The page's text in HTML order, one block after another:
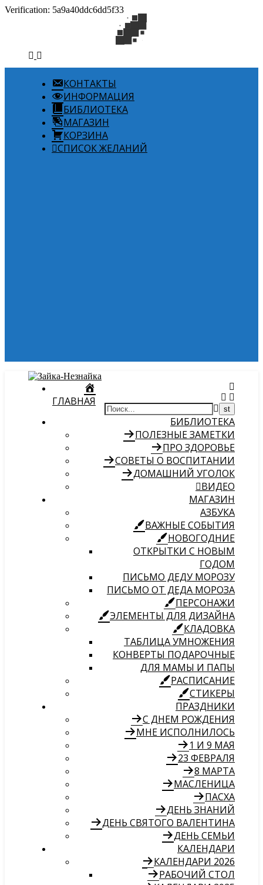
Verification: 5a9a40ddc6dd5f33
КОНТАКТЫ
ИНФОРМАЦИЯ
БИБЛИОТЕКА
МАГАЗИН
КОРЗИНА
СПИСОК ЖЕЛАНИЙ
ГЛАВНАЯ
БИБЛИОТЕКА
ПОЛЕЗНЫЕ ЗАМЕТКИ
ПРО ЗДОРОВЬЕ
СОВЕТЫ О ВОСПИТАНИИ
ДОМАШНИЙ УГОЛОК
ВИДЕО
МАГАЗИН
АЗБУКА
ВАЖНЫЕ СОБЫТИЯ
НОВОГОДНИЕ
ОТКРЫТКИ С НОВЫМ
ГОДОМ
ПИСЬМО ДЕДУ МОРОЗУ
ПИСЬМО ОТ ДЕДА МОРОЗА
ПЕРСОНАЖИ
ЭЛЕМЕНТЫ ДЛЯ ДИЗАЙНА
КЛАДОВКА
ТАБЛИЦА УМНОЖЕНИЯ
КОНВЕРТЫ ПОДАРОЧНЫЕ
ДЛЯ МАМЫ И ПАПЫ
РАСПИСАНИЕ
СТИКЕРЫ
ПРАЗДНИКИ
С ДНЕМ РОЖДЕНИЯ
МНЕ ИСПОЛНИЛОСЬ
1 И 9 МАЯ
23 ФЕВРАЛЯ
8 МАРТА
МАСЛЕНИЦА
ПАСХА
ДЕНЬ ЗНАНИЙ
ДЕНЬ СВЯТОГО ВАЛЕНТИНА
ДЕНЬ СЕМЬИ
КАЛЕНДАРИ
КАЛЕНДАРИ 2026
РАБОЧИЙ СТОЛ